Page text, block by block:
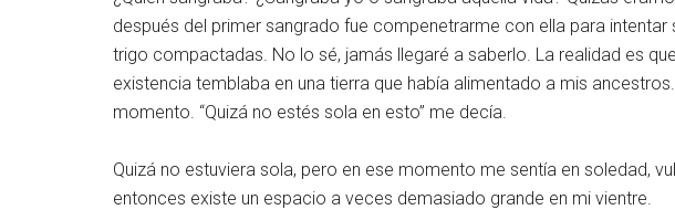
después del primer sangrado fue compenetrarme con ella para
trigo compactadas. No lo sé, jamás llegaré a saberlo. La realidad es
existencia temblaba en una tierra que había alimentado a mis
momento. “Quizá no estés sola en esto” me decía.
Quizá no estuviera sola, pero en ese momento me sentía en soledad,
entonces existe un espacio a veces demasiado grande en mi vientre.